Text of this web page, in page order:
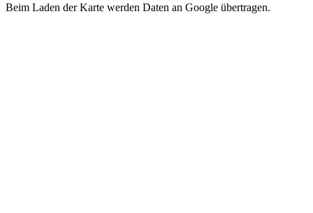
Beim Laden der Karte werden Daten an Google übertragen.